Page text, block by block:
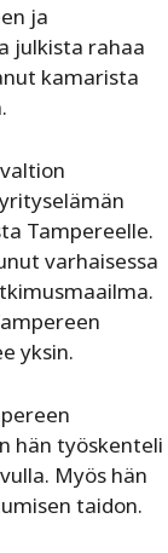
ja
julkista rahaa
kamarista
Tampereelle.
varhaisessa
yksin.
hän työskenteli
Myös hän
taidon.